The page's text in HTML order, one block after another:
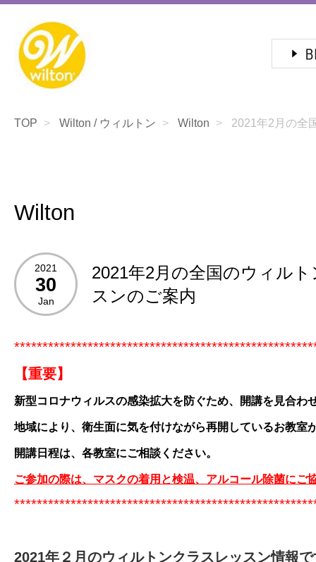
TOP Wilton / ウィルトン Wilton 2021年2月の全
Wilton
2021
30
Jan
2021年2月の全国のウィル
スンのご案内
【重要】
新型コロナウィルスの感染拡大を防ぐため、開講を見合わ
地域により、衛生面に気を付けながら再開しているお教室
開講日程は、 各教室にご相談ください。
ご参加の際は、マスクの着用と検温、アルコール除菌にご
2021年２月のウィルトンクラスレッスン情報